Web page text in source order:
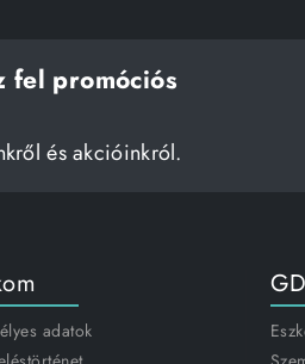
fel promóciós
és akcióinkról.
adatok